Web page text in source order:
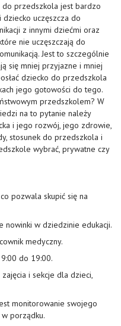
do przedszkola jest bardzo
uczęszcza do
z innymi dziećmi oraz
nie uczęszczają do
Jest to szczególnie
się mniej przyjazne i mniej
dziecko do przedszkola
jego gotowości do tego.
przedszkolem? W
na to pytanie należy
i jego rozwój, jego zdrowie,
stosunek do przedszkola i
wybrać, prywatne czy
pozwala skupić się na
nowinki w dziedzinie edukacji.
medyczny.
do 19:00.
i sekcje dla dzieci,
monitorowanie swojego
porządku.